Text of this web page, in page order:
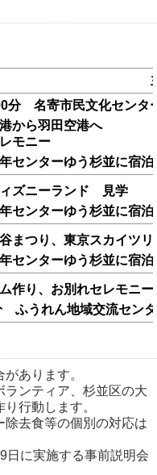
分 名寄市民文化センタ
から羽田空港へ
モニー
年センターゆう杉並に宿泊
ズニーランド 見学
年センターゆう杉並に宿泊
まつり、東京スカイツ
年センターゆう杉並に宿泊
作り、お別れセレモニー
ふうれん地域交流セン
あります。
ンティア、杉並区の大
行動します。
去食等の個別の対応は
日に実施する事前説明会